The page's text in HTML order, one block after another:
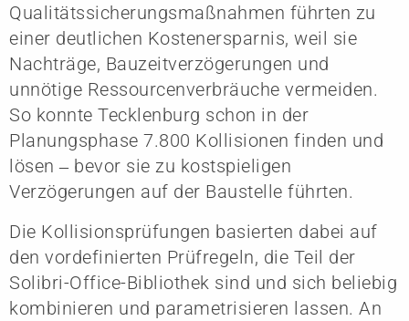
Qualitätssicherungsmaßnahmen führten zu
einer deutlichen Kostenersparnis, weil sie
Nachträge, Bauzeitverzögerungen und
unnötige Ressourcenverbräuche vermeiden.
So konnte Tecklenburg schon in der
Planungsphase 7.800 Kollisionen finden und
lösen ‒ bevor sie zu kostspieligen
Verzögerungen auf der Baustelle führten.
Die Kollisionsprüfungen basierten dabei auf
den vordefinierten Prüfregeln, die Teil der
Solibri-Office-Bibliothek sind und sich beliebig
kombinieren und parametrisieren lassen. An